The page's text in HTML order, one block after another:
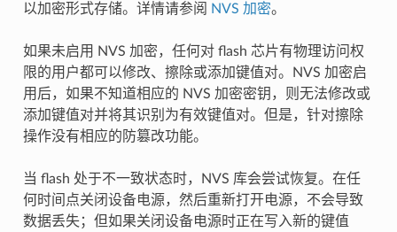
以加密形式存储。详情请参阅 NVS 加密。
如果未启用 NVS 加密，任何对 flash 芯片有物理访问权
限的用户都可以修改、擦除或添加键值对。NVS 加密启
用后，如果不知道相应的 NVS 加密密钥，则无法修改或
添加键值对并将其识别为有效键值对。但是，针对擦除
操作没有相应的防篡改功能。
当 flash 处于不一致状态时，NVS 库会尝试恢复。在任
何时间点关闭设备电源，然后重新打开电源，不会导致
数据丢失；但如果关闭设备电源时正在写入新的键值